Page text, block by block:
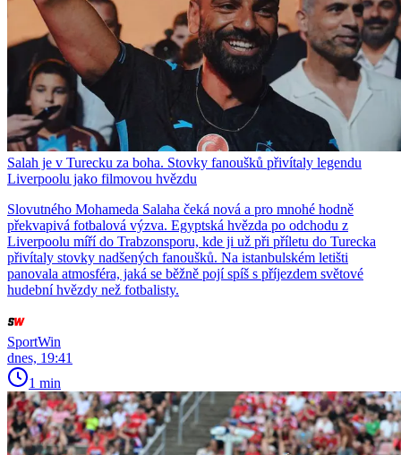
Salah je v Turecku za boha. Stovky fanoušků přivítaly legendu
Liverpoolu jako filmovou hvězdu
Slovutného Mohameda Salaha čeká nová a pro mnohé hodně
překvapivá fotbalová výzva. Egyptská hvězda po odchodu z
Liverpoolu míří do Trabzonsporu, kde ji už při příletu do Turecka
přivítaly stovky nadšených fanoušků. Na istanbulském letišti
panovala atmosféra, jaká se běžně pojí spíš s příjezdem světové
hudební hvězdy než fotbalisty.
SportWin
dnes, 19:41
1 min